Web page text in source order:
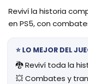
Reviví la historia
en PS5, con
⭐ LO MEJOR DEL
🐉 Reviví toda la
💥 Combates y